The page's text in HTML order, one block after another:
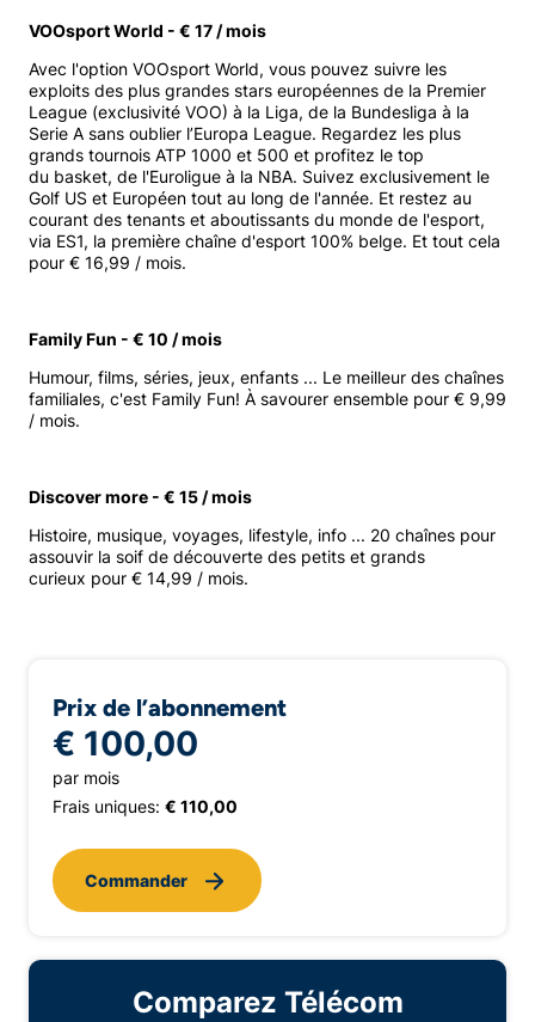
VOOsport World - € 17 / mois
Avec l'option VOOsport World, vous pouvez suivre les
exploits des plus grandes stars européennes de la Premier
League (exclusivité VOO) à la Liga, de la Bundesliga à la
Serie A sans oublier l’Europa League. Regardez les plus
grands tournois ATP 1000 et 500 et profitez le top
du basket, de l'Euroligue à la NBA. Suivez exclusivement le
Golf US et Européen tout au long de l'année. Et restez au
courant des tenants et aboutissants du monde de l'esport,
via ES1, la première chaîne d'esport 100% belge. Et tout cela
pour € 16,99 / mois.
Family Fun - € 10 / mois
Humour, films, séries, jeux, enfants ... Le meilleur des chaînes
familiales, c'est Family Fun! À savourer ensemble pour € 9,99
/ mois.
Discover more - € 15 / mois
Histoire, musique, voyages, lifestyle, info ... 20 chaînes pour
assouvir la soif de découverte des petits et grands
curieux pour € 14,99 / mois.
Prix de l’abonnement
€ 100,00
par mois
Frais uniques: € 110,00
Commander
Comparez Télécom